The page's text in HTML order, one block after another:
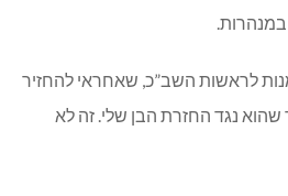
לראשות השב”כ, שאחראי להחזיר
נגד החזרת הבן שלי. זה לא